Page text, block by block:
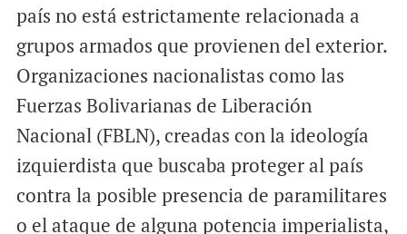
país no está estrictamente relacionada a
grupos armados que provienen del exterior.
Organizaciones nacionalistas como las
Fuerzas Bolivarianas de Liberación
Nacional (FBLN), creadas con la ideología
izquierdista que buscaba proteger al país
contra la posible presencia de paramilitares
o el ataque de alguna potencia imperialista,